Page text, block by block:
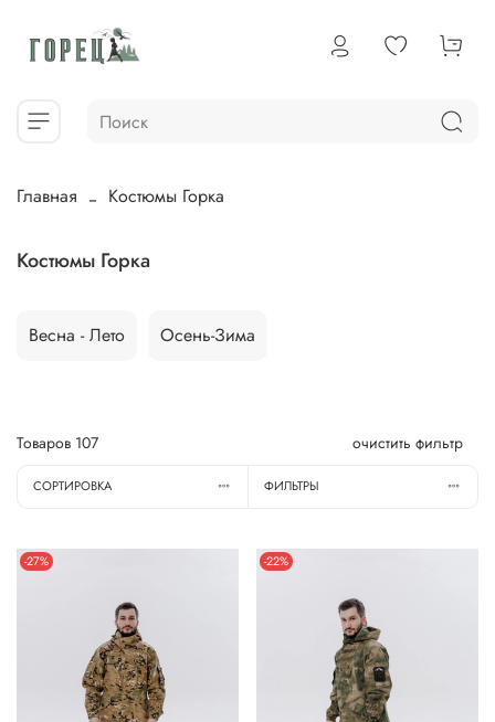
Главная Костюмы Горка
Костюмы Горка
Весна - Лето Осень-Зима
Товаров 107 очистить фильтр
СОРТИРОВКА ФИЛЬТРЫ
-27% -22%